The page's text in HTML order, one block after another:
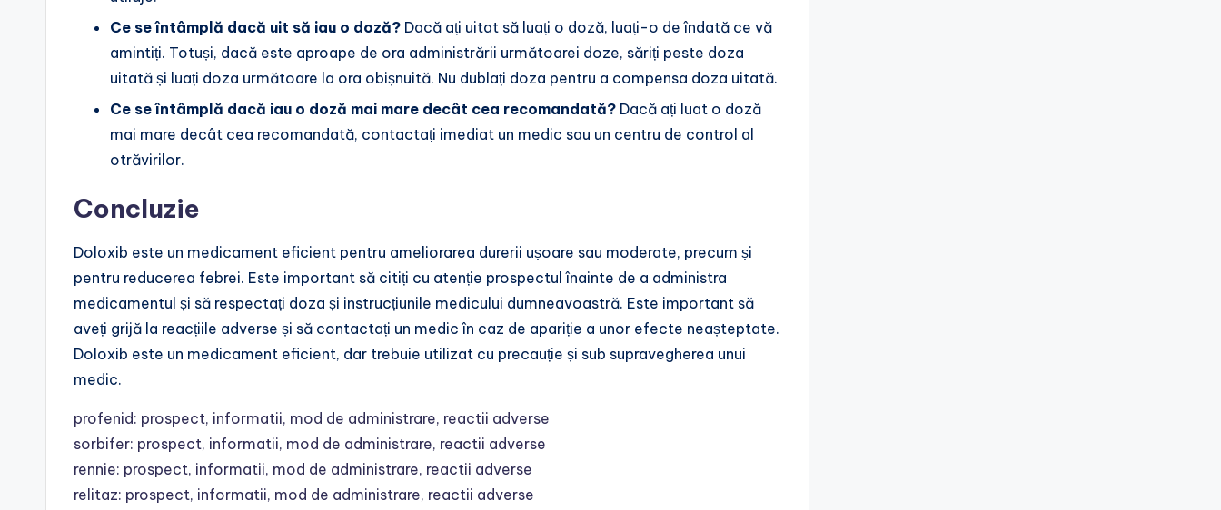
Ce se întâmplă dacă uit să iau o doză? Dacă ați uitat să luați o doză, luați-o de îndată ce vă
amintiți. Totuși, dacă este aproape de ora administrării următoarei doze, săriți peste doza
uitată și luați doza următoare la ora obișnuită. Nu dublați doza pentru a compensa doza uitată.
Ce se întâmplă dacă iau o doză mai mare decât cea recomandată? Dacă ați luat o doză
mai mare decât cea recomandată, contactați imediat un medic sau un centru de control al
otrăvirilor.
Concluzie
Doloxib este un medicament eficient pentru ameliorarea durerii ușoare sau moderate, precum și
pentru reducerea febrei. Este important să citiți cu atenție prospectul înainte de a administra
medicamentul și să respectați doza și instrucțiunile medicului dumneavoastră. Este important să
aveți grijă la reacțiile adverse și să contactați un medic în caz de apariție a unor efecte neașteptate.
Doloxib este un medicament eficient, dar trebuie utilizat cu precauție și sub supravegherea unui
medic.
profenid: prospect, informatii, mod de administrare, reactii adverse
sorbifer: prospect, informatii, mod de administrare, reactii adverse
rennie: prospect, informatii, mod de administrare, reactii adverse
relitaz: prospect, informatii, mod de administrare, reactii adverse